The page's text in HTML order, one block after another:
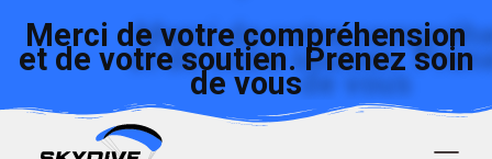
Merci de votre compréhension
et de votre soutien. Prenez soin
de vous